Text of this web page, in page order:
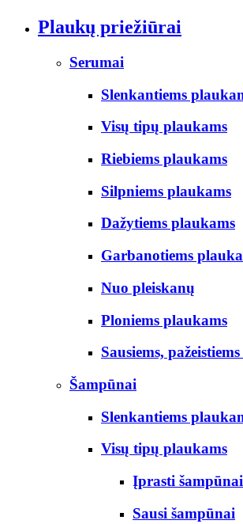
Plaukų priežiūrai
Serumai
Slenkantiems
Visų tipų plaukams
Riebiems plaukams
Silpniems plaukams
Dažytiems plaukams
Garbanotiems
Nuo pleiskanų
Ploniems plaukams
Sausiems,
Šampūnai
Slenkantiems
Visų tipų plaukams
Įprasti šampūnai
Sausi šampūnai